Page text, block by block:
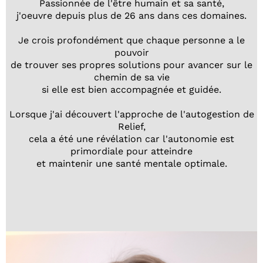
Passionnée de l'être humain et sa santé,
j'oeuvre depuis plus de 26 ans dans ces domaines.
Je crois profondément que chaque personne a le
pouvoir
de trouver ses propres solutions pour avancer sur le
chemin de sa vie
si elle est bien accompagnée et guidée.
Lorsque j'ai découvert l'approche de l'autogestion de
Relief,
cela a été une révélation car l'autonomie est
primordiale pour atteindre
et maintenir une santé mentale optimale.